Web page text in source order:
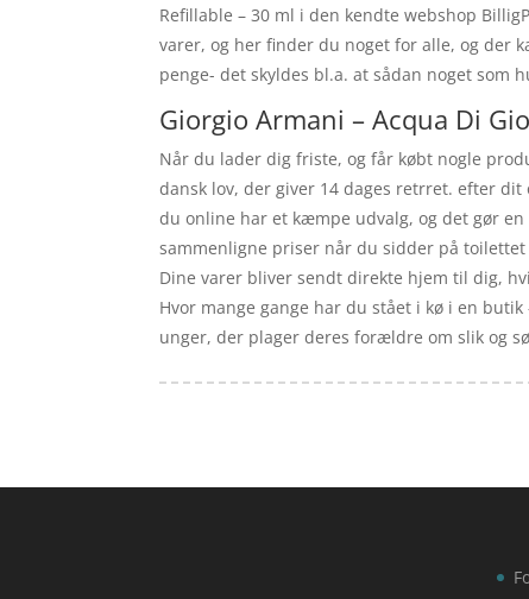
Refillable – 30 ml i den kendte webshop
varer, og her finder du noget for alle, og der
penge- det skyldes bl.a. at sådan noget som
Giorgio Armani – Acqua Di
Når du lader dig friste, og får købt nogle
dansk lov, der giver 14 dages retrret. efter
du online har et kæmpe udvalg, og det gør
sammenligne priser når du sidder på
Dine varer bliver sendt direkte hjem til dig,
Hvor mange gange har du stået i kø i en
unger, der plager deres forældre om slik og